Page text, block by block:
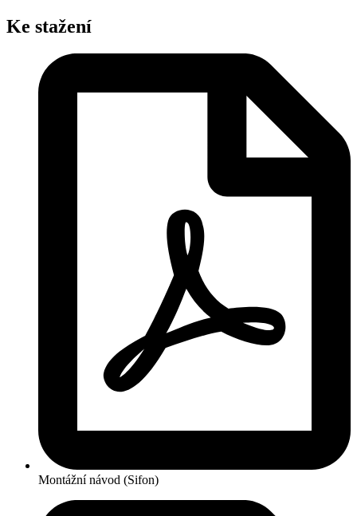
Ke stažení
Montážní návod (Sifon)